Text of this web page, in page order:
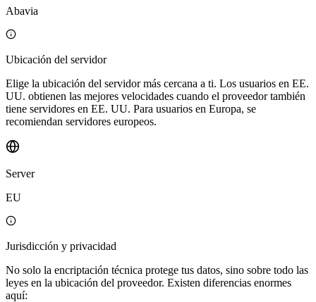
Abavia
Ubicación del servidor
Elige la ubicación del servidor más cercana a ti. Los usuarios en EE.
UU. obtienen las mejores velocidades cuando el proveedor también
tiene servidores en EE. UU. Para usuarios en Europa, se
recomiendan servidores europeos.
Server
EU
Jurisdicción y privacidad
No solo la encriptación técnica protege tus datos, sino sobre todo las
leyes en la ubicación del proveedor. Existen diferencias enormes
aquí: